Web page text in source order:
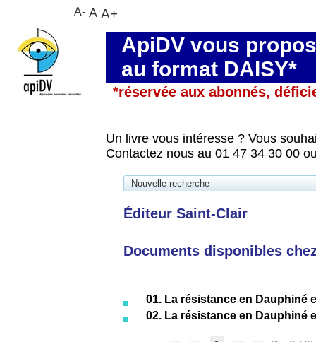
ApiDV vous
au format DAISY*
*réservée aux abonnés,
Un livre vous intéresse ? Vous
Contactez nous au 01 47 34 30 00
Nouvelle recherche
Éditeur Saint-Clair
Documents disponibles
01. La résistance en Dauphiné
02. La résistance en Dauphiné
A- A A+